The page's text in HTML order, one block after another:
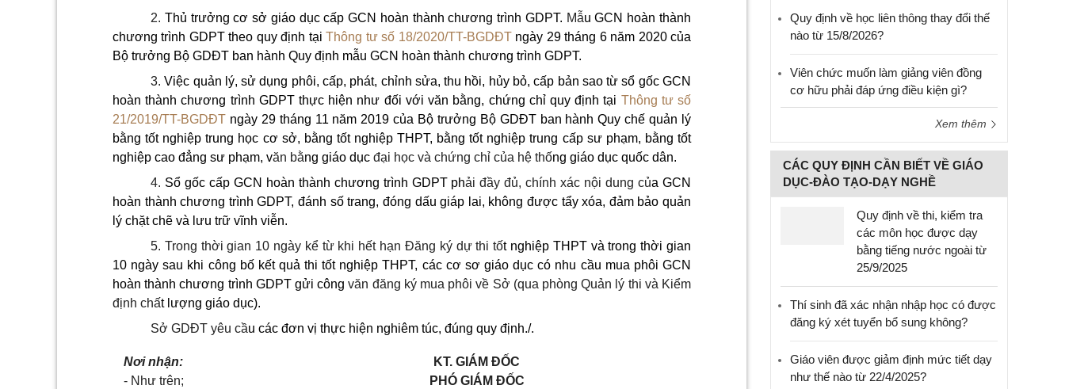
2. Thủ trưởng cơ sở giáo dục cấp GCN hoàn thành chương trình GDPT. MẫuGCN hoàn thành
chương trình GDPT theo quy định tạiThông tư số 18/2020/TT-BGDĐTngày 29 tháng 6 năm 2020 của
Bộ trưởng Bộ GDĐT ban hành Quy định mẫu GCN hoàn thành chương trình GDPT.
3.Việc quản lý, sử dụng phôi, cấp, phát, chỉnh sửa, thu hồi, hủy bỏ, cấp bản sao từ sổ gốc GCN
hoàn thành chương trình GDPT thực hiện như đối với văn bằng, chứng chỉ quy định tại Thông tư số
21/2019/TT-BGDĐT ngày 29 tháng 11 năm 2019 của Bộ trưởng Bộ GDĐT ban hành Quy chế quản lý
bằng tốt nghiệp trung học cơ sở, bằng tốt nghiệp THPT, bằng tốt nghiệp trung cấp sư phạm, bằng tốt
nghiệp cao đẳng sư phạm, văn bằng giáo dục đại học và chứng chỉ của hệ thống giáo dục quốc dân.
4. Sổ gốc cấp GCN hoàn thành chương trình GDPT phải đầy đủ, chính xác nội dung của GCN
hoàn thành chương trình GDPT, đánh số trang, đóng dấu giáp lai, không được tẩy xóa, đảm bảo quản
lý chặt chẽ và lưu trữ vĩnh viễn.
5. Trong thời gian 10 ngày kể từ khi hết hạn Đăng ký dự thi tốt nghiệp THPT và trong thời gian
10 ngày sau khi công bố kết quả thi tốt nghiệp THPT, các cơ sơ giáo dục có nhu cầu mua phôi GCN
hoàn thành chương trình GDPT gửi côngvăn đăng ký mua phôi về Sở (qua phòng Quản lý thi và Kiểm
định chất lượng giáo dục).
Sở GDĐT yêu cầu các đơn vị thực hiện nghiêm túc, đúng quy định./.
Nơi nhận:
- Như trên;
KT. GIÁM ĐỐC
PHÓ GIÁM ĐỐC
Quy định về học liên thông thay đổi thế
nào từ 15/8/2026?
Viên chức muốn làm giảng viên đồng
cơ hữu phải đáp ứng điều kiện gì?
Xem thêm
CÁC QUY ĐỊNH CẦN BIẾT VỀ GIÁO
DỤC-ĐÀO TẠO-DẠY NGHỀ
Quy định về thi, kiểm tra
các môn học được dạy
bằng tiếng nước ngoài từ
25/9/2025
Thí sinh đã xác nhận nhập học có được
đăng ký xét tuyển bổ sung không?
Giáo viên được giảm định mức tiết dạy
như thế nào từ 22/4/2025?